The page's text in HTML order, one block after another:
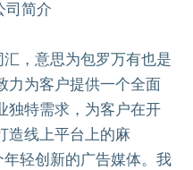
司简介
汇，意思为包罗万有也是
力为客户提供一个全面
独特需求，为客户在开
造线上平台上的麻
年轻创新的广告媒体。我